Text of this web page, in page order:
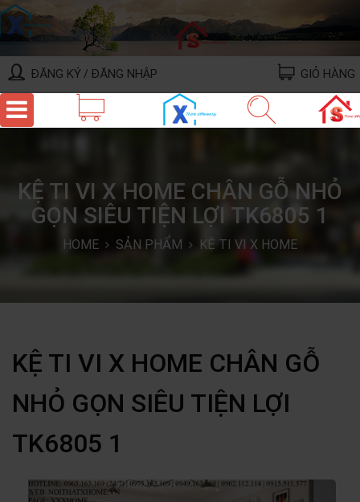
ĐĂNG KÝ / ĐĂNG NHẬP GIỎ HÀNG
KỆ TI VI X HOME CHÂN GỖ NHỎ
GỌN SIÊU TIỆN LỢI TK6805 1
HOME SẢN PHẨM KỆ TI VI X HOME
KỆ TI VI X HOME CHÂN GỖ
NHỎ GỌN SIÊU TIỆN LỢI
TK6805 1